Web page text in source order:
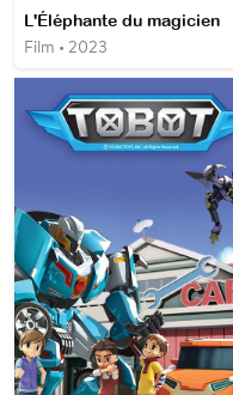
L'Éléphante du magicien
Film • 2023